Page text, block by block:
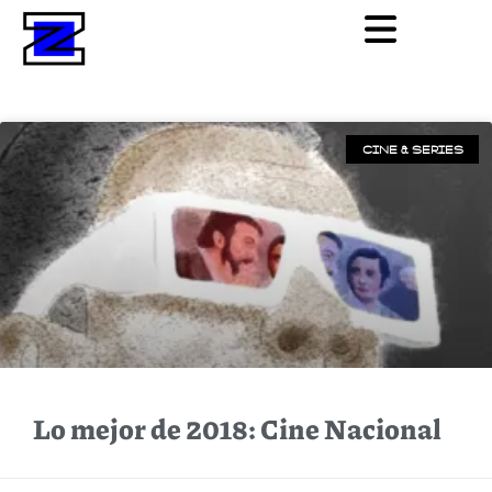
CINE & SERIES
Lo mejor de 2018: Cine Nacional